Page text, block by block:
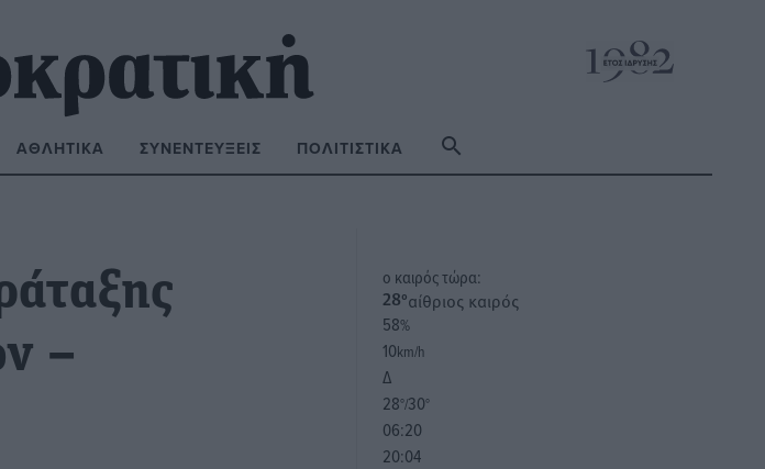
ΑΘΛΗΤΙΚΆ ΣΥΝΕΝΤΕΎΞΕΙΣ ΠΟΛΙΤΙΣΤΙΚΆ
–
o καιρός τώρα:
28°αίθριος καιρός
58%
10km/h
Δ
28°/30°
06:20
20:04